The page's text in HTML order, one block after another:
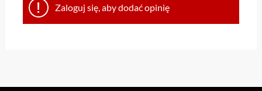
Zaloguj się, aby dodać opinię